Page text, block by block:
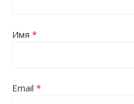
Имя *
Email *